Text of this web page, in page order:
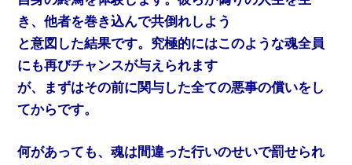
き、他者を巻き込んで共倒れしよう
と意図した結果です。究極的にはこのような魂全員
にも再びチャンスが与えられます
が、まずはその前に関与した全ての悪事の償いをし
てからです。
何があっても、魂は間違った行いのせいで罰せられ